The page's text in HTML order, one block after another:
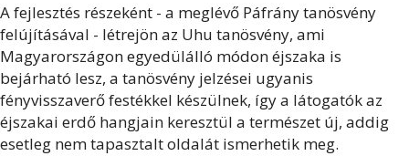
A fejlesztés részeként - a meglévő Páfrány tanösvény
felújításával - létrejön az Uhu tanösvény, ami
Magyarországon egyedülálló módon éjszaka is
bejárható lesz, a tanösvény jelzései ugyanis
fényvisszaverő festékkel készülnek, így a látogatók az
éjszakai erdő hangjain keresztül a természet új, addig
esetleg nem tapasztalt oldalát ismerhetik meg.